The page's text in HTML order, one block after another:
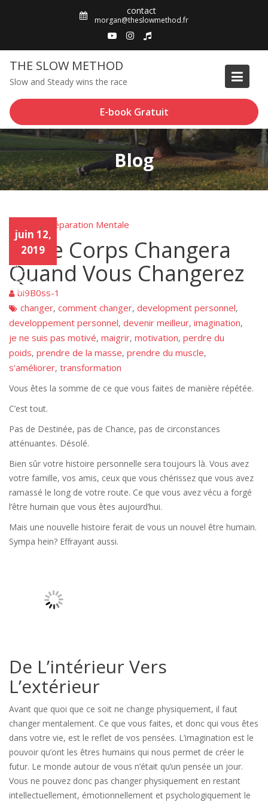
contact
morgan@theslowmethod.fr
THE SLOW METHOD
Slow and Steady wins the race
E-book Gratuit
Blog
Articl
es
,
Prép
arati
on
Ment
ale
juin 12,
2019
, Préparation Mentale
Votre Corps Changera
Quand Vous Changerez
bi9B0ss-1
changer, comment changer, development personnel,
developpement personnel, devenir meilleur, imagination,
je ne suis pas motivé, maigrir, motivation, perdre du
poids, prendre de la masse, prendre du muscle,
s'améliorer, transformation
Vous êtes la somme de ce que vous faites de manière répétée.
C’est tout.
Pas de Destinée, pas de Chance, pas de circonstances
atténuantes. Désolé.
Bien sûr votre histoire personnelle sera toujours là. Vous avez
votre famille, vos amis, ceux que vous chérissez que vous avez
ramassé le long de votre route. Ce que vous avez vécu a forgé
l’être humain que vous êtes aujourd’hui.
Mais une nouvelle histoire ferait de vous un nouvel être humain.
Sympa hein? Effrayant aussi.
De L’intérieur Vers
L’extérieur
Avant que quoi que ce soit ne change physiquement, il faut
changer mentalement. Ce que vous faites, et donc qui vous êtes
dans votre vie, est le reflet de vos pensées. L’imagination est le
pouvoir qu’ont les êtres humains qui nous permet de créer le
futur. Le monde autour de vous n’était qu’un pensée un jour.
Vous ne pouvez donc pas changer physiquement en restant
intellectuellement, émotionnellement et psychologiquement le